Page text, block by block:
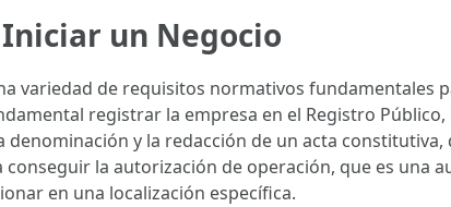
un Negocio
variedad de requisitos normativos fundamentales
registrar la empresa en el Registro
denominación y la redacción de un acta
conseguir la autorización de operación, que es una
en una localización específica.